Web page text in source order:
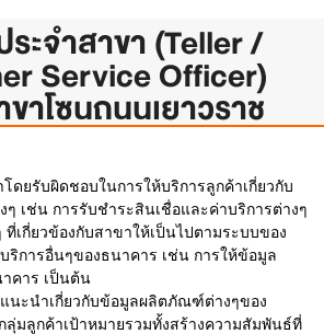
ระจำสาขา (Teller /
Service Officer)
าโซนถนนเยาวราช
โดยรับผิดชอบในการให้บริการลูกค้าเกี่ยวกับ
ๆ เช่น การรับชำระสินเชื่อและค่าบริการต่างๆ
ที่เกี่ยวข้องกับสาขาให้เป็นไปตามระบบของ
ริการอื่นๆของธนาคาร เช่น การให้ข้อมูล
คาร เป็นต้น
แนะนำเกี่ยวกับข้อมูลผลิตภัณฑ์ต่างๆของ
ลุ่มลูกค้าเป้าหมายรวมทั้งสร้างความสัมพันธ์ที่